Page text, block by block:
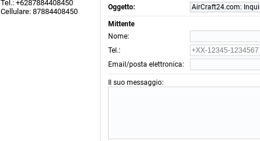
Tel.: +6287884408450
Cellulare: 87884408450
Oggetto: AirCraft24.com:
Mittente
Nome:
Tel.:
Email/posta elettronica:
Il suo messaggio: